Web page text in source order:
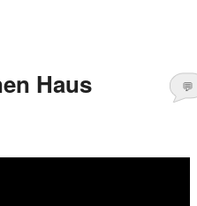
Haus
💬